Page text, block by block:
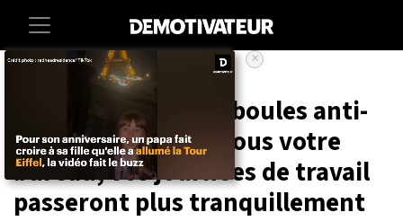
Lifestyle High-tech
Avec ces nouvelles boules anti-
stress accrochées sous votre
bureau, vos journées de travail
passeront plus tranquillement
×